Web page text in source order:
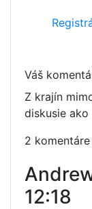
Váš
Z krajín
diskusie
2 komentáre
12:18